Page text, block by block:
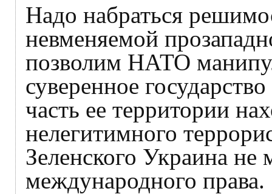
Надо набраться
невменяемой
позволим НАТО
суверенное
часть ее территории
нелегитимного
Зеленского Украина не
международного права.